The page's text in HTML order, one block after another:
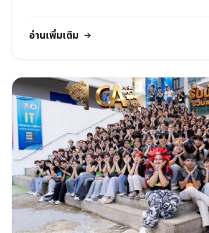
อ่านเพิ่มเติม